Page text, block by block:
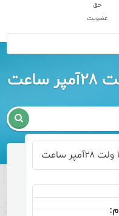
حق
عضویت
